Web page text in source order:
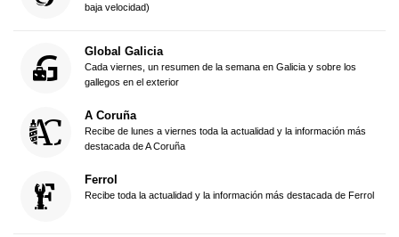
baja velocidad)
Global Galicia
Cada viernes, un resumen de la semana en Galicia y sobre los
gallegos en el exterior
A Coruña
Recibe de lunes a viernes toda la actualidad y la información más
destacada de A Coruña
Ferrol
Recibe toda la actualidad y la información más destacada de Ferrol